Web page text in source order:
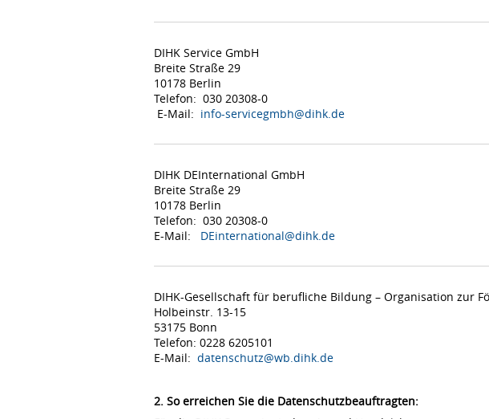
DIHK Service GmbH
Breite Straße 29
10178 Berlin
Telefon: 030 20308-0
E-Mail: info-servicegmbh@dihk.de
DIHK DEInternational GmbH
Breite Straße 29
10178 Berlin
Telefon: 030 20308-0
E-Mail: DEinternational@dihk.de
DIHK-Gesellschaft für berufliche Bildung – Organisation zur
Holbeinstr. 13-15
53175 Bonn
Telefon: 0228 6205101
E-Mail: datenschutz@wb.dihk.de
2. So erreichen Sie die Datenschutzbeauftragten: